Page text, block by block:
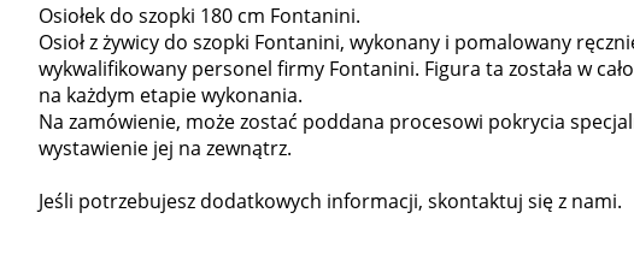
Osiołek do szopki 180 cm Fontanini.
Osioł z żywicy do szopki Fontanini, wykonany i pomalowany
wykwalifikowany personel firmy Fontanini. Figura ta została w
na każdym etapie wykonania.
Na zamówienie, może zostać poddana procesowi pokrycia
wystawienie jej na zewnątrz.
Jeśli potrzebujesz dodatkowych informacji, skontaktuj się z nami.